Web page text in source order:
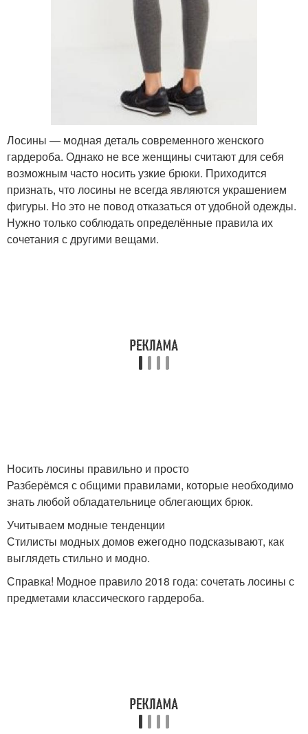
Лосины — модная деталь современного женского
гардероба. Однако не все женщины считают для себя
возможным часто носить узкие брюки. Приходится
признать, что лосины не всегда являются украшением
фигуры. Но это не повод отказаться от удобной одежды.
Нужно только соблюдать определённые правила их
сочетания с другими вещами.
Носить лосины правильно и просто
Разберёмся с общими правилами, которые необходимо
знать любой обладательнице облегающих брюк.
Учитываем модные тенденции
Стилисты модных домов ежегодно подсказывают, как
выглядеть стильно и модно.
Справка! Модное правило 2018 года: сочетать лосины с
предметами классического гардероба.